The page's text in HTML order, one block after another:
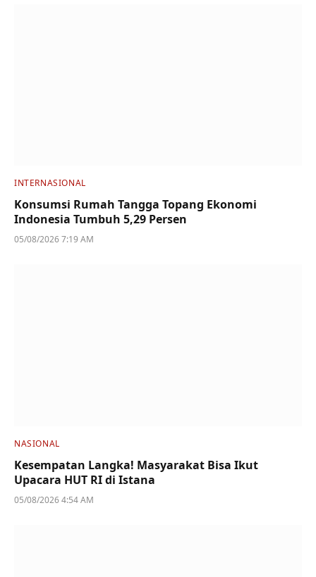
INTERNASIONAL
Konsumsi Rumah Tangga Topang Ekonomi
Indonesia Tumbuh 5,29 Persen
05/08/2026 7:19 AM
NASIONAL
Kesempatan Langka! Masyarakat Bisa Ikut
Upacara HUT RI di Istana
05/08/2026 4:54 AM